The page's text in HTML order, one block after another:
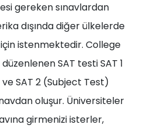
gereken sınavlardan
dışında diğer ülkelerde
istenmektedir. College
SAT testi SAT 1
SAT 2 (Subject Test)
oluşur. Üniversiteler
girmenizi isterler,